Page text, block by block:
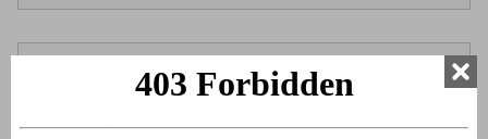
Chambre 2
Lit double